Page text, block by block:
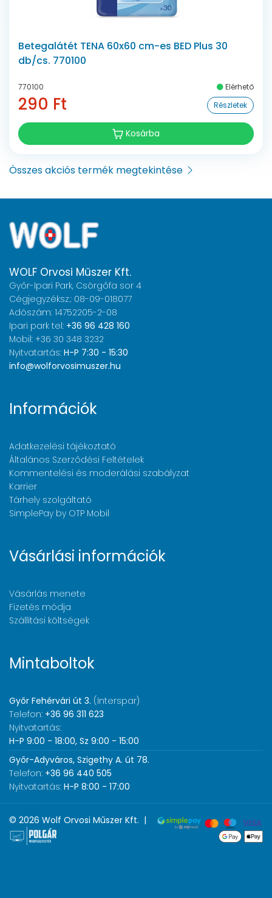
Betegalátét TENA 60x60 cm-es BED Plus 30
db/cs. 770100
770100 Elérhető
290 Ft Részletek
Kosárba
Összes akciós termék megtekintése
WOLF Orvosi Műszer Kft.
Győr-Ipari Park, Csörgőfa sor 4
Cégjegyzéksz.: 08-09-018077
Adószám: 14752205-2-08
Ipari park tel: +36 96 428 160
Mobil: +36 30 348 3232
Nyitvatartás: H-P 7:30 - 15:30
info@wolforvosimuszer.hu
Információk
Adatkezelési tájékoztató
Általános Szerződési Feltételek
Kommentelési és moderálási szabályzat
Karrier
Tárhely szolgáltató
SimplePay by OTP Mobil
Vásárlási információk
Vásárlás menete
Fizetés módja
Szállítási költségek
Mintaboltok
Győr Fehérvári út 3. (Interspar)
Telefon: +36 96 311 623
Nyitvatartás:
H-P 9:00 - 18:00, Sz 9:00 - 15:00
Győr-Adyváros, Szigethy A. út 78.
Telefon: +36 96 440 505
Nyitvatartás: H-P 8:00 - 17:00
© 2026 Wolf Orvosi Műszer Kft. |